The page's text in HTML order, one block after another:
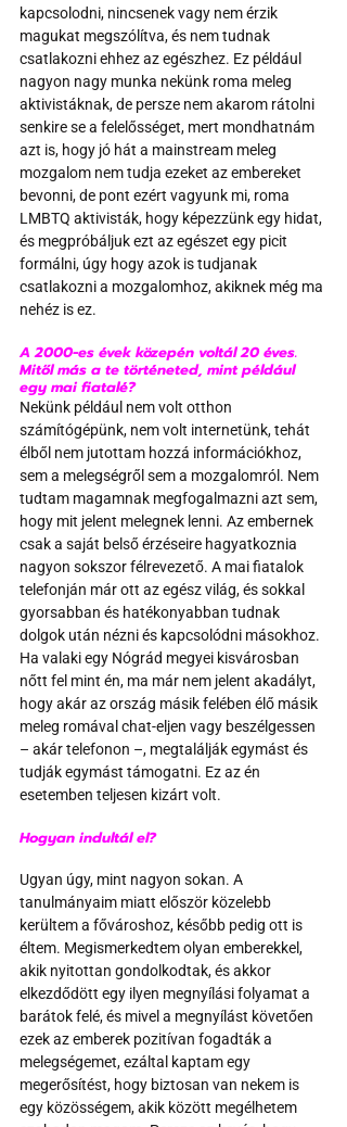
kapcsolodni, nincsenek vagy nem érzik
magukat megszólítva, és nem tudnak
csatlakozni ehhez az egészhez. Ez például
nagyon nagy munka nekünk roma meleg
aktivistáknak, de persze nem akarom rátolni
senkire se a felelősséget, mert mondhatnám
azt is, hogy jó hát a mainstream meleg
mozgalom nem tudja ezeket az embereket
bevonni, de pont ezért vagyunk mi, roma
LMBTQ aktivisták, hogy képezzünk egy hidat,
és megpróbáljuk ezt az egészet egy picit
formálni, úgy hogy azok is tudjanak
csatlakozni a mozgalomhoz, akiknek még ma
nehéz is ez.
A 2000-es évek közepén voltál 20 éves.
Mitől más a te történeted, mint például
egy mai fiatalé?
Nekünk például nem volt otthon
számítógépünk, nem volt internetünk, tehát
élből nem jutottam hozzá információkhoz,
sem a melegségről sem a mozgalomról. Nem
tudtam magamnak megfogalmazni azt sem,
hogy mit jelent melegnek lenni. Az embernek
csak a saját belső érzéseire hagyatkoznia
nagyon sokszor félrevezető. A mai fiatalok
telefonján már ott az egész világ, és sokkal
gyorsabban és hatékonyabban tudnak
dolgok után nézni és kapcsolódni másokhoz.
Ha valaki egy Nógrád megyei kisvárosban
nőtt fel mint én, ma már nem jelent akadályt,
hogy akár az ország másik felében élő másik
meleg romával chat-eljen vagy beszélgessen
– akár telefonon –, megtalálják egymást és
tudják egymást támogatni. Ez az én
esetemben teljesen kizárt volt.
Hogyan indultál el?
Ugyan úgy, mint nagyon sokan. A
tanulmányaim miatt először közelebb
kerültem a fővároshoz, később pedig ott is
éltem. Megismerkedtem olyan emberekkel,
akik nyitottan gondolkodtak, és akkor
elkezdődött egy ilyen megnyílási folyamat a
barátok felé, és mivel a megnyílást követően
ezek az emberek pozitívan fogadták a
melegségemet, ezáltal kaptam egy
megerősítést, hogy biztosan van nekem is
egy közösségem, akik között megélhetem